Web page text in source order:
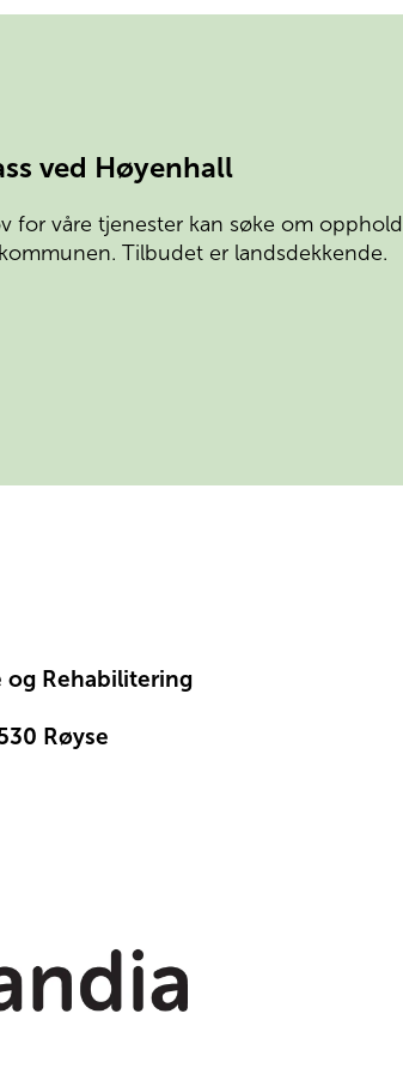
ved Høyenhall
for våre tjenester kan søke om opphold
Tilbudet er landsdekkende.
og Rehabilitering
Røyse